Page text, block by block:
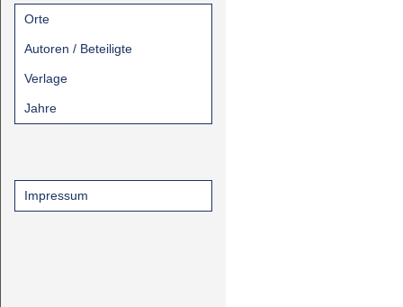
Orte
Autoren / Beteiligte
Verlage
Jahre
Impressum